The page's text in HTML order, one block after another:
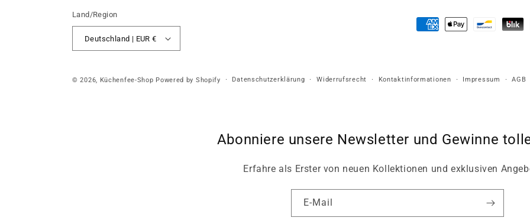
Land/Region
Deutschland | EUR €
Zahlungsmethoden
© 2026, Küchenfee-Shop Powered by Shopify Datenschutzerklärung Widerrufsrecht Kontaktinformationen Impressum AGB
Abonniere unsere Newsletter und Gewinne
Erfahre als Erster von neuen Kollektionen und exklusiven
E-Mail